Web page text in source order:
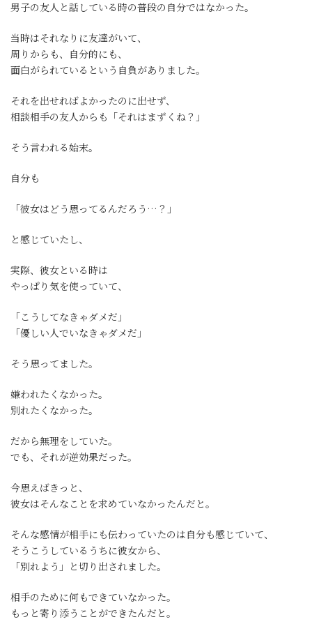
男子の友人と話している時の普段の自分ではなかった。
当時はそれなりに友達がいて、
周りからも、自分的にも、
面白がられているという自負がありました。
それを出せればよかったのに出せず、
相談相手の友人からも「それはまずくね？」
そう言われる始末。
自分も
「彼女はどう思ってるんだろう…？」
と感じていたし、
実際、彼女といる時は
やっぱり気を使っていて、
「こうしてなきゃダメだ」
「優しい人でいなきゃダメだ」
そう思ってました。
嫌われたくなかった。
別れたくなかった。
だから無理をしていた。
でも、それが逆効果だった。
今思えばきっと、
彼女はそんなことを求めていなかったんだと。
そんな感情が相手にも伝わっていたのは自分も感じていて、
そうこうしているうちに彼女から、
「別れよう」と切り出されました。
相手のために何もできていなかった。
もっと寄り添うことができたんだと。